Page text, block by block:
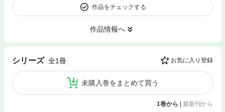
作品をチェックする
作品情報へ
シリーズ 全1冊 お気に入り登録
未購入巻をまとめて買う
1巻から | 最新刊から